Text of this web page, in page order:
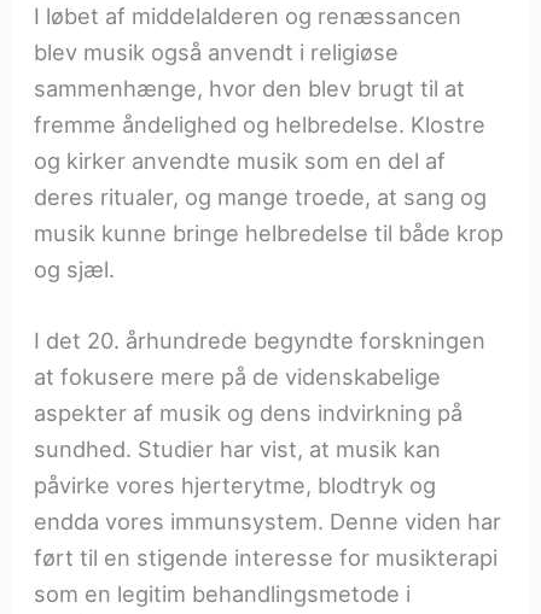
I løbet af middelalderen og renæssancen
blev musik også anvendt i religiøse
sammenhænge, hvor den blev brugt til at
fremme åndelighed og helbredelse. Klostre
og kirker anvendte musik som en del af
deres ritualer, og mange troede, at sang og
musik kunne bringe helbredelse til både krop
og sjæl.
I det 20. århundrede begyndte forskningen
at fokusere mere på de videnskabelige
aspekter af musik og dens indvirkning på
sundhed. Studier har vist, at musik kan
påvirke vores hjerterytme, blodtryk og
endda vores immunsystem. Denne viden har
ført til en stigende interesse for musikterapi
som en legitim behandlingsmetode i